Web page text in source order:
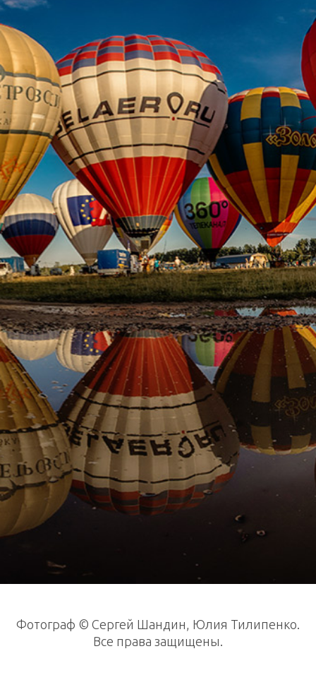
Фотограф © Сергей Шандин, Юлия Тилипенко.
Все права защищены.